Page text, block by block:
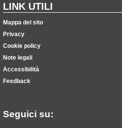
LINK UTILI
Mappa del sito
Privacy
Cookie policy
Note legali
Accessibilità
Feedback
Seguici su: